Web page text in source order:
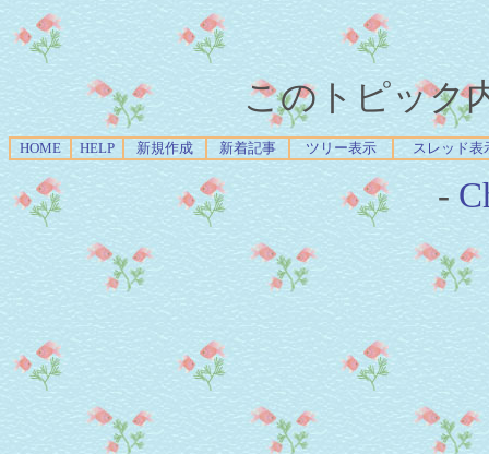
このトピック
HOME HELP 新規作成 新着記事 ツリー表示 スレッド表
-